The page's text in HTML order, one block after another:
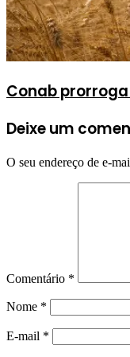
Conab
Deixe um
O seu endereço de e-
Comentário *
Nome *
E-mail *